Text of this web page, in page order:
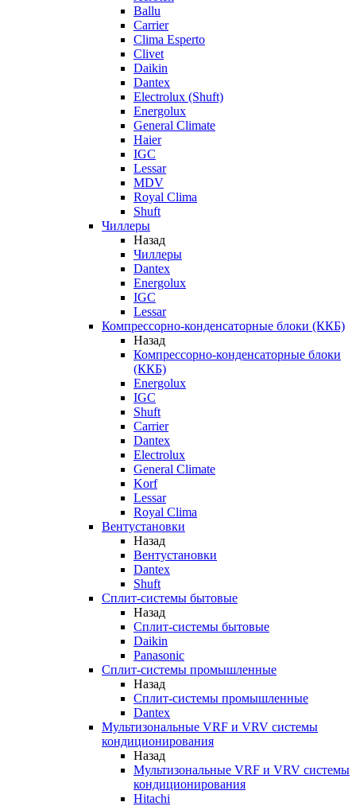
Ballu
Carrier
Clima Esperto
Clivet
Daikin
Dantex
Electrolux (Shuft)
Energolux
General Climate
Haier
IGC
Lessar
MDV
Royal Clima
Shuft
Чиллеры
Назад
Чиллеры
Dantex
Energolux
IGC
Lessar
Компрессорно-конденсаторные блоки (ККБ)
Назад
Компрессорно-конденсаторные блоки
(ККБ)
Energolux
IGC
Shuft
Carrier
Dantex
Electrolux
General Climate
Korf
Lessar
Royal Clima
Вентустановки
Назад
Вентустановки
Dantex
Shuft
Сплит-системы бытовые
Назад
Сплит-системы бытовые
Daikin
Panasonic
Сплит-системы промышленные
Назад
Сплит-системы промышленные
Dantex
Мультизональные VRF и VRV системы
кондиционирования
Назад
Мультизональные VRF и VRV системы
кондиционирования
Hitachi